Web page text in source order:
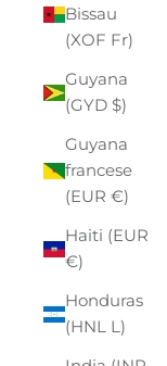
Bissau
(XOF Fr)
Guyana
(GYD $)
Guyana
francese
(EUR €)
Haiti (EUR
€)
Honduras
(HNL L)